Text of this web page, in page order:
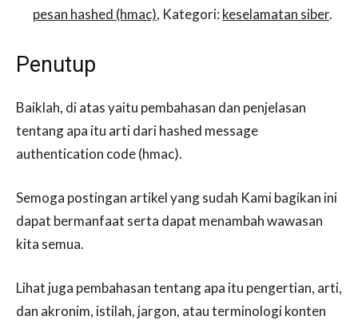
pesan hashed (hmac), Kategori: keselamatan siber.
Penutup
Baiklah, di atas yaitu pembahasan dan penjelasan
tentang apa itu arti dari hashed message
authentication code (hmac).
Semoga postingan artikel yang sudah Kami bagikan ini
dapat bermanfaat serta dapat menambah wawasan
kita semua.
Lihat juga pembahasan tentang apa itu pengertian, arti,
dan akronim, istilah, jargon, atau terminologi konten